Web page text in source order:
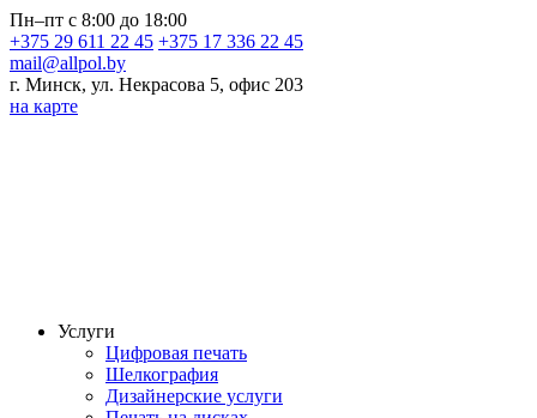
Пн–пт с 8:00 до 18:00
+375 29 611 22 45 +375 17 336 22 45
mail@allpol.by
г. Минск, ул. Некрасова 5, офис 203
на карте
Услуги
Цифровая печать
Шелкография
Дизайнерские услуги